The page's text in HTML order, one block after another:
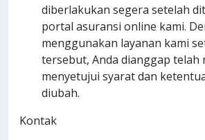
diberlakukan segera setelah
portal asuransi online kami.
menggunakan layanan kami
tersebut, Anda dianggap telah
menyetujui syarat dan
diubah.
Kontak